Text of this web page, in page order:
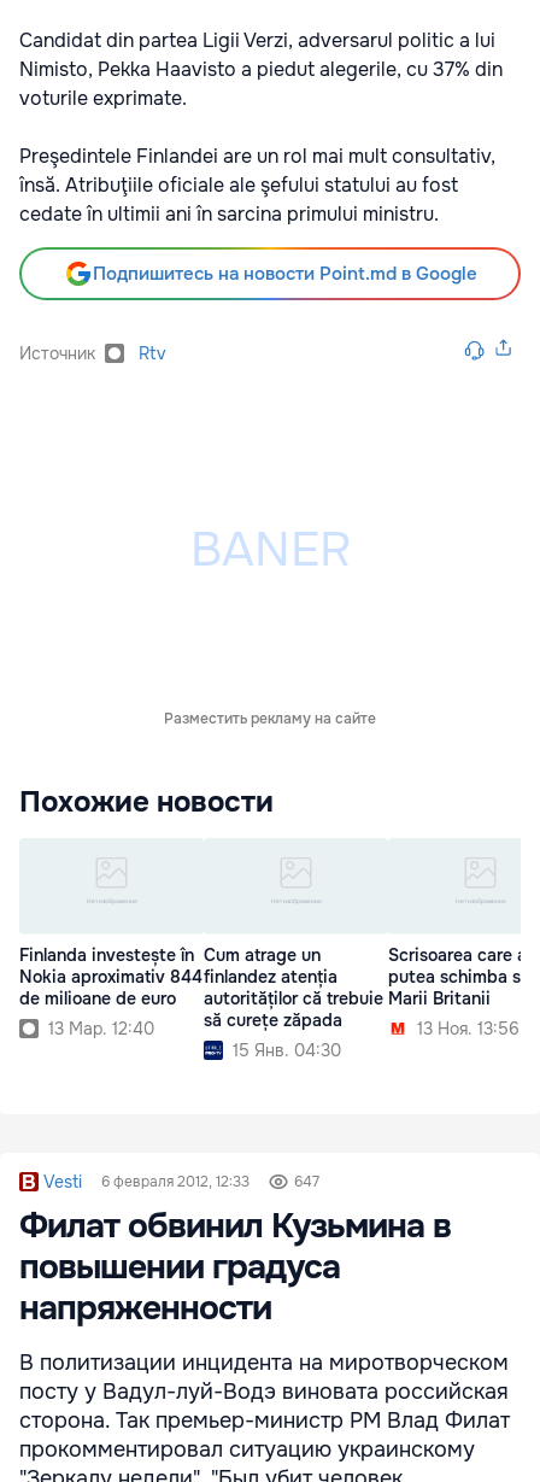
Candidat din partea Ligii Verzi, adversarul politic a lui
Nimisto, Pekka Haavisto a piedut alegerile, cu 37% din
voturile exprimate.
Preşedintele Finlandei are un rol mai mult consultativ,
însă. Atribuţiile oficiale ale şefului statului au fost
cedate în ultimii ani în sarcina primului ministru.
Подпишитесь на новости Point.md в Google
Источник Rtv
Разместить рекламу на сайте
Похожие новости
Finlanda investește în
Nokia aproximativ 844
de milioane de euro
13 Мар. 12:40
Cum atrage un
finlandez atenția
autorităților că trebuie
să curețe zăpada
15 Янв. 04:30
Scrisoarea care ar
putea schimba
Marii Britanii
13 Ноя. 13:56
Vesti 6 февраля 2012, 12:33 647
Филат обвинил Кузьмина в
повышении градуса
напряженности
В политизации инцидента на миротворческом
посту у Вадул-луй-Водэ виновата российская
сторона. Так премьер-министр РМ Влад Филат
прокомментировал ситуацию украинскому